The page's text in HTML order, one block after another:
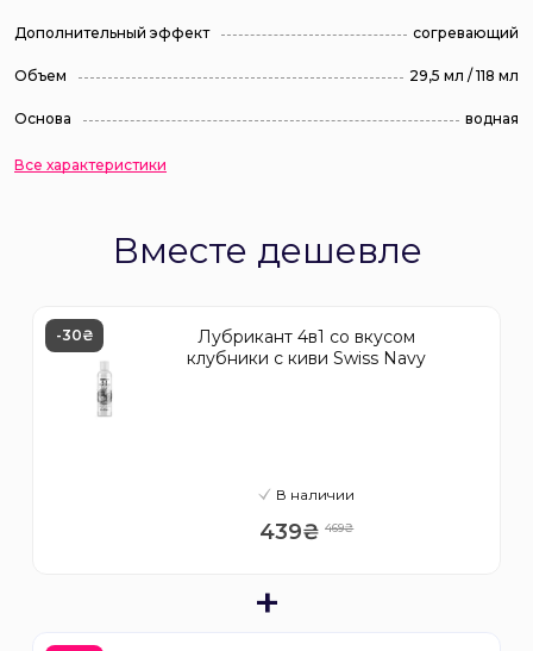
Дополнительный эффект согревающий
Объем 29,5 мл / 118 мл
Основа водная
Все характеристики
Вместе дешевле
-30₴
Лубрикант 4в1 со вкусом
клубники с киви Swiss Navy
В наличии
469₴
439₴
+